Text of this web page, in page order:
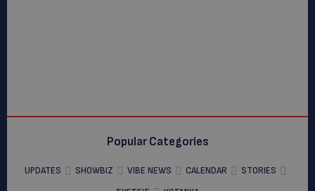
Popular Categories
UPDATES SHOWBIZ VIBE NEWS CALENDAR
STORIES